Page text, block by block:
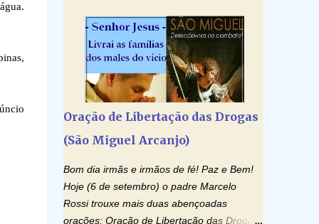
o vosso Espírito e tudo será criado. E
renovareis a face da terra. Oremos: Ó
Deus, que instruístes os corações dos
vossos fiéis com a luz do Espírito Santo,
fazei que apreciemos retamente todas as
gozemos sempre da sua consolação. Por
Cristo, Senhor Nosso. Amém. Creio: Creio
céu e da terra; e em Jesus Cristo, seu único
Filho, nosso Senhor; que foi concebido pelo
poder do Espí­rito Santo; nasceu da Virgem
Oração de Libertação das Drogas
(São Miguel Arcanjo)
Bom dia irmãs e irmãos de fé! Paz e Bem!
Hoje (6 de setembro) o padre Marcelo
Rossi trouxe mais duas abençoadas
orações: Oração de Libertação das Drogas